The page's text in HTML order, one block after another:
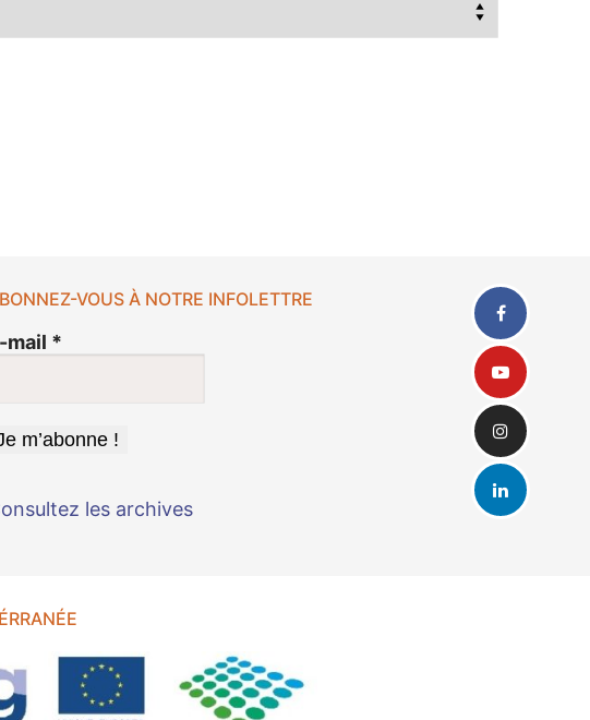
VOUS À NOTRE INFOLETTRE
mail *
les archives